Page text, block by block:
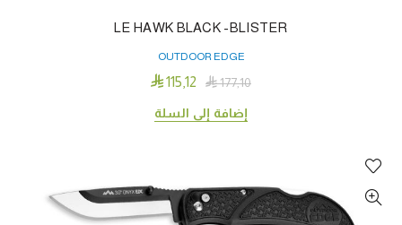
LE HAWK BLACK -BLISTER
OUTDOOR EDGE

177٫10  115٫12
إضافة إلى السلة